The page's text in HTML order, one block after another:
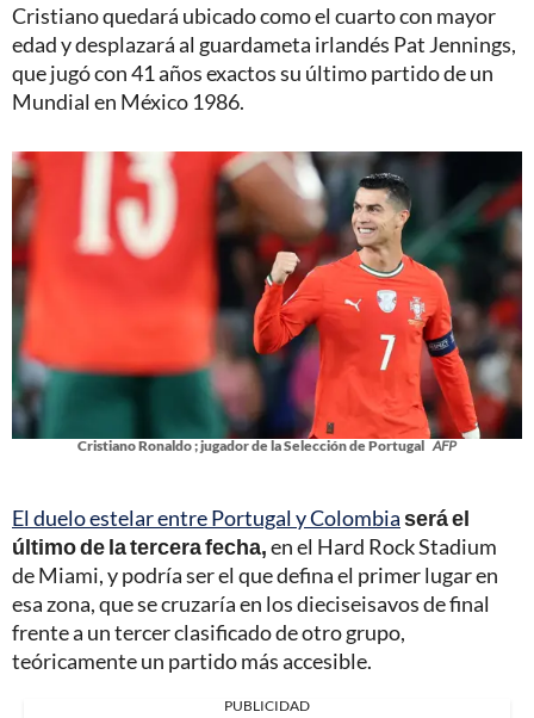
Cristiano quedará ubicado como el cuarto con mayor
edad y desplazará al guardameta irlandés Pat Jennings,
que jugó con 41 años exactos su último partido de un
Mundial en México 1986.
Cristiano Ronaldo ; jugador de la Selección de Portugal AFP
El duelo estelar entre Portugal y Colombiaserá el
último de la tercera fecha,en el Hard Rock Stadium
de Miami, y podría ser el que defina el primer lugar en
esa zona, que se cruzaría en los dieciseisavos de final
frente a un tercer clasificado de otro grupo,
teóricamente un partido más accesible.
PUBLICIDAD